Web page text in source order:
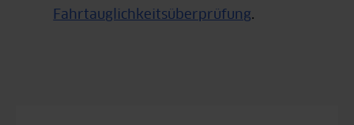
Fahrtauglichkeitsüberprüfung.